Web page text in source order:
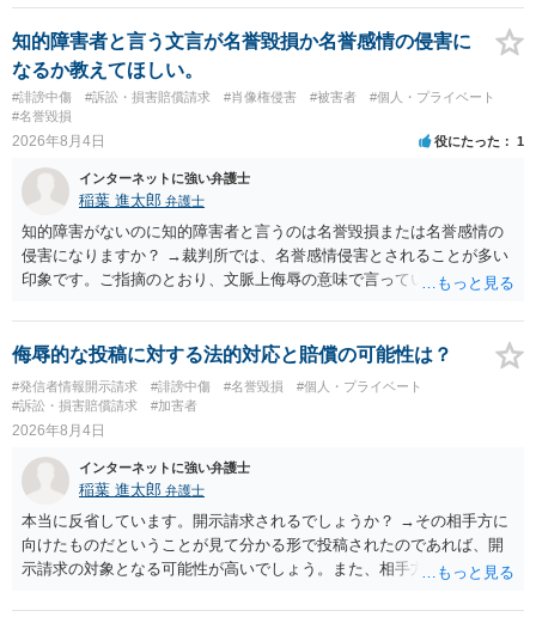
に個別に相談されると良いでしょう。
知的障害者と言う文言が名誉毀損か名誉感情の侵害に
なるか教えてほしい。
#誹謗中傷 #訴訟・損害賠償請求 #肖像権侵害 #被害者
#個人・プライベート
#名誉毀損
2026年8月4日 役にたった 1
インターネットに強い弁護士
稲葉 進太郎 弁護士
知的障害がないのに知的障害者と言うのは名誉毀損または名誉感情の
侵害になりますか？ →裁判所では、名誉感情侵害とされることが多い
印象です。ご指摘のとおり、文脈上侮辱の意味で言っている点も加味
侮辱的な投稿に対する法的対応と賠償の可能性は？
#発信者情報開示請求 #誹謗中傷 #名誉毀損
#個人・プライベート
#訴訟・損害賠償請求
#加害者
2026年8月4日
インターネットに強い弁護士
稲葉 進太郎 弁護士
本当に反省しています。開示請求されるでしょうか？ →その相手方に
向けたものだということが見て分かる形で投稿されたのであれば、開
示請求の対象となる可能性が高いでしょう。また、相手方の投稿した
と存じます。発信者情報開示請求が進むと、投稿に使った回線の契約